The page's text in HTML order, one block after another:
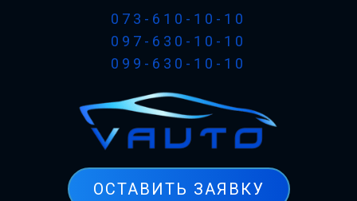
073-610-10-10
097-630-10-10
099-630-10-10
ОСТАВИТЬ ЗАЯВКУ